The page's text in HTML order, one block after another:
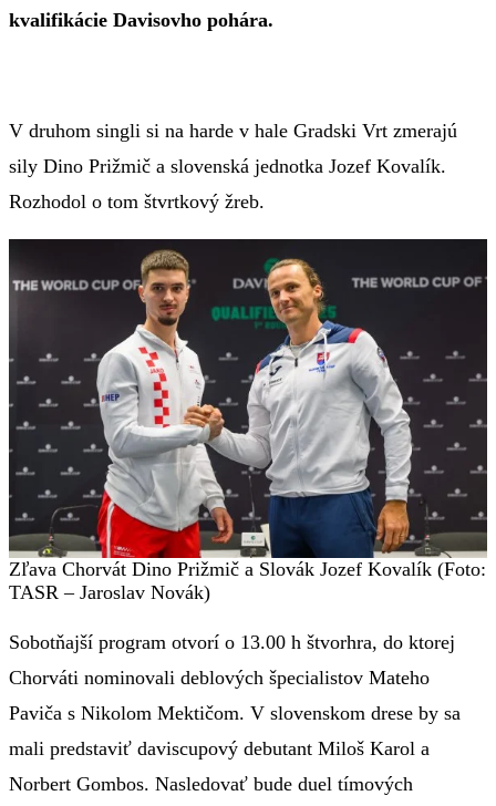
kvalifikácie Davisovho pohára.
V druhom singli si na harde v hale Gradski Vrt zmerajú
sily Dino Prižmič a slovenská jednotka Jozef Kovalík.
Rozhodol o tom štvrtkový žreb.
Zľava Chorvát Dino Prižmič a Slovák Jozef Kovalík (Foto:
TASR – Jaroslav Novák)
Sobotňajší program otvorí o 13.00 h štvorhra, do ktorej
Chorváti nominovali deblových špecialistov Mateho
Paviča s Nikolom Mektičom. V slovenskom drese by sa
mali predstaviť daviscupový debutant Miloš Karol a
Norbert Gombos. Nasledovať bude duel tímových